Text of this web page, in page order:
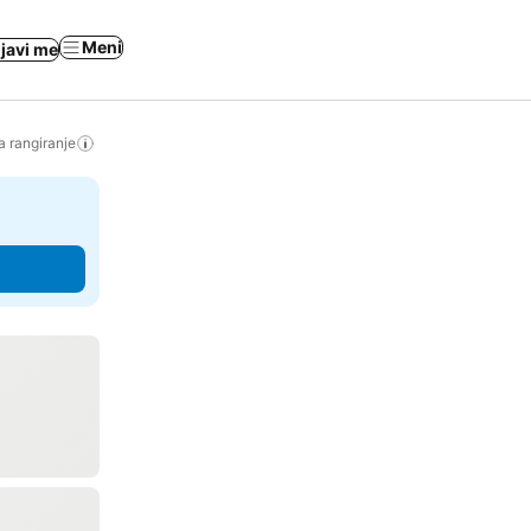
me Meni
rangiranje